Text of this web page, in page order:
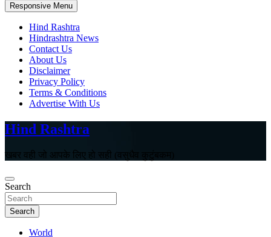
Responsive Menu
Hind Rashtra
Hindrashtra News
Contact Us
About Us
Disclaimer
Privacy Policy
Terms & Conditions
Advertise With Us
Hind Rashtra
खबर वही जो आपके लिए हो सही (वसुधैव कुटुंबकम)
Search
Search
World